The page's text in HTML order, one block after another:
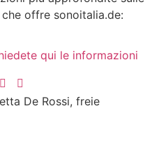
offre sonoitalia.de:
qui le informazioni
De Rossi, freie